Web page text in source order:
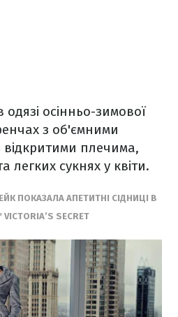
осінньо-зимової
з об'ємними
відкритими плечима,
легких сукнях у квіти.
ПОКАЗАЛА АПЕТИТНІ СІДНИЦІ В
SECRET